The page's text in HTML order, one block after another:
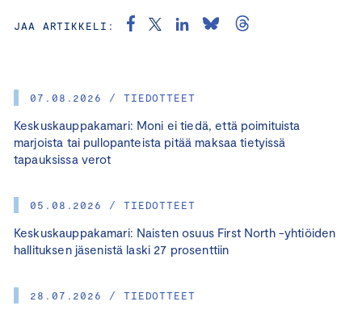
07.08.2026 / TIEDOTTEET
Keskuskauppakamari: Moni ei tiedä, että poimituista
marjoista tai pullopanteista pitää maksaa tietyissä
tapauksissa verot
05.08.2026 / TIEDOTTEET
Keskuskauppakamari: Naisten osuus First North -yhtiöiden
hallituksen jäsenistä laski 27 prosenttiin
28.07.2026 / TIEDOTTEET
JAA ARTIKKELI: